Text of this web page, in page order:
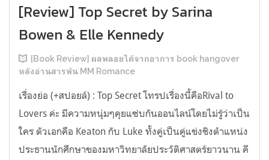
[Review] Top Secret by Sarina
Bowen & Elle Kennedy
[Book Review] ผลพลอยได้จากอาการ book hangover
หลังอ่านสารพัน MM Romance
เรื่องย่อ (+สปอยล์) : Top Secret โทรปเรื่องนี้คือRival to
Lovers ค่ะ มีความหนุ่มๆคุยแซ่บกันออนไลน์โดยไม่รู้ว่าเป็น
ใคร ตัวเอกคือ Keaton กับ Luke ทั้งคู่เป็นคู่แข่งชิงตำแหน่ง
ประธานนักศึกษาของมหาวิทยาลัยประวัติศาสตร์ยาวนาน คี